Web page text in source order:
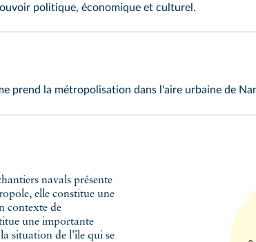
politique, économique et culturel.
prend la métropolisation dans l'aire urbaine de
navals présente
elle constitue une
contexte de
une importante
situation de l'île qui se